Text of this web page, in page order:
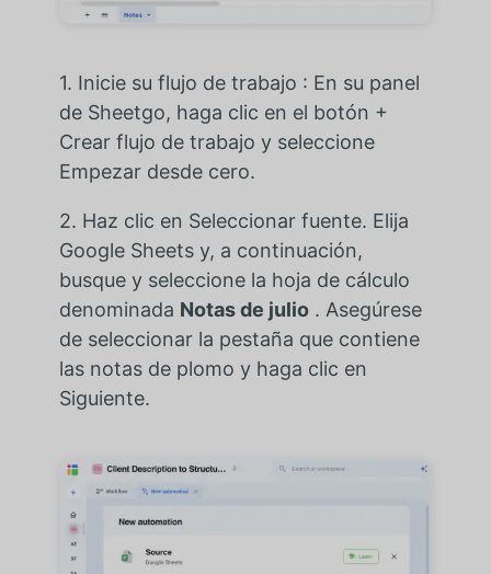
1. Inicie su flujo de trabajo : En su panel
de Sheetgo, haga clic en el botón +
Crear flujo de trabajo y seleccione
Empezar desde cero.
2. Haz clic en Seleccionar fuente. Elija
Google Sheets y, a continuación,
busque y seleccione la hoja de cálculo
denominada Notas de julio. Asegúrese
de seleccionar la pestaña que contiene
las notas de plomo y haga clic en
Siguiente.